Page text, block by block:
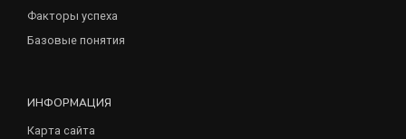
Факторы успеха
Базовые понятия
ИНФОРМАЦИЯ
Карта сайта